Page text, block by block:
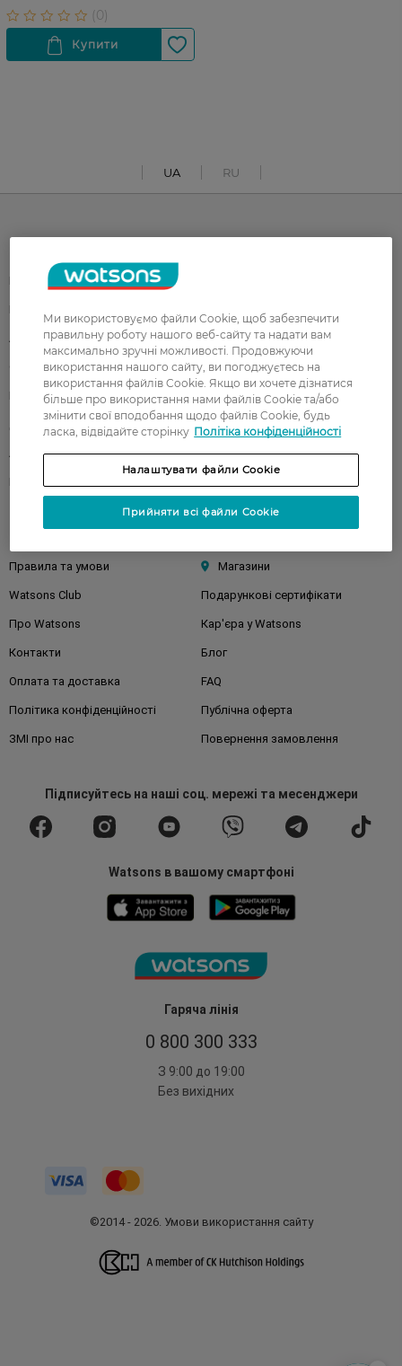
UA RU
Гаряча лінія
0 800 300 333
З 9:00 до 19:00
Без вихідних
Корейска косметика
Акції Макіяж
Обличчя Тіло
Подарунки Діти
Волосся
Аксесуари Дерматокосметика
Бренди
Правила та умови Магазини
Watsons Club Подарункові сертифікати
Про Watsons Кар'єра у Watsons
Контакти Блог
Оплата та доставка FAQ
Політика конфіденційності Публічна оферта
ЗМІ про нас Повернення замовлення
Підписуйтесьна наші соц. мережі та месенджери
Watsons в вашому смартфоні
©2014 - 2026. Умови використання сайту
Ми використовуємо файли Cookie, щоб забезпечити
правильну роботу нашого веб-сайту та надати вам
максимально зручні можливості. Продовжуючи
використання нашого сайту, ви погоджуєтесь на
використання файлів Cookie. Якщо ви хочете дізнатися
більше про використання нами файлів Cookie та/або
змінити свої вподобання щодо файлів Cookie, будь
ласка, відвідайте сторінку Політіка конфіденційності
Налаштувати файли Cookie
Прийняти всі файли Cookie